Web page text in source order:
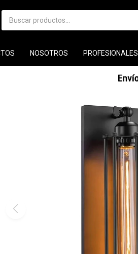
NOSOTROS PROFESIONALES